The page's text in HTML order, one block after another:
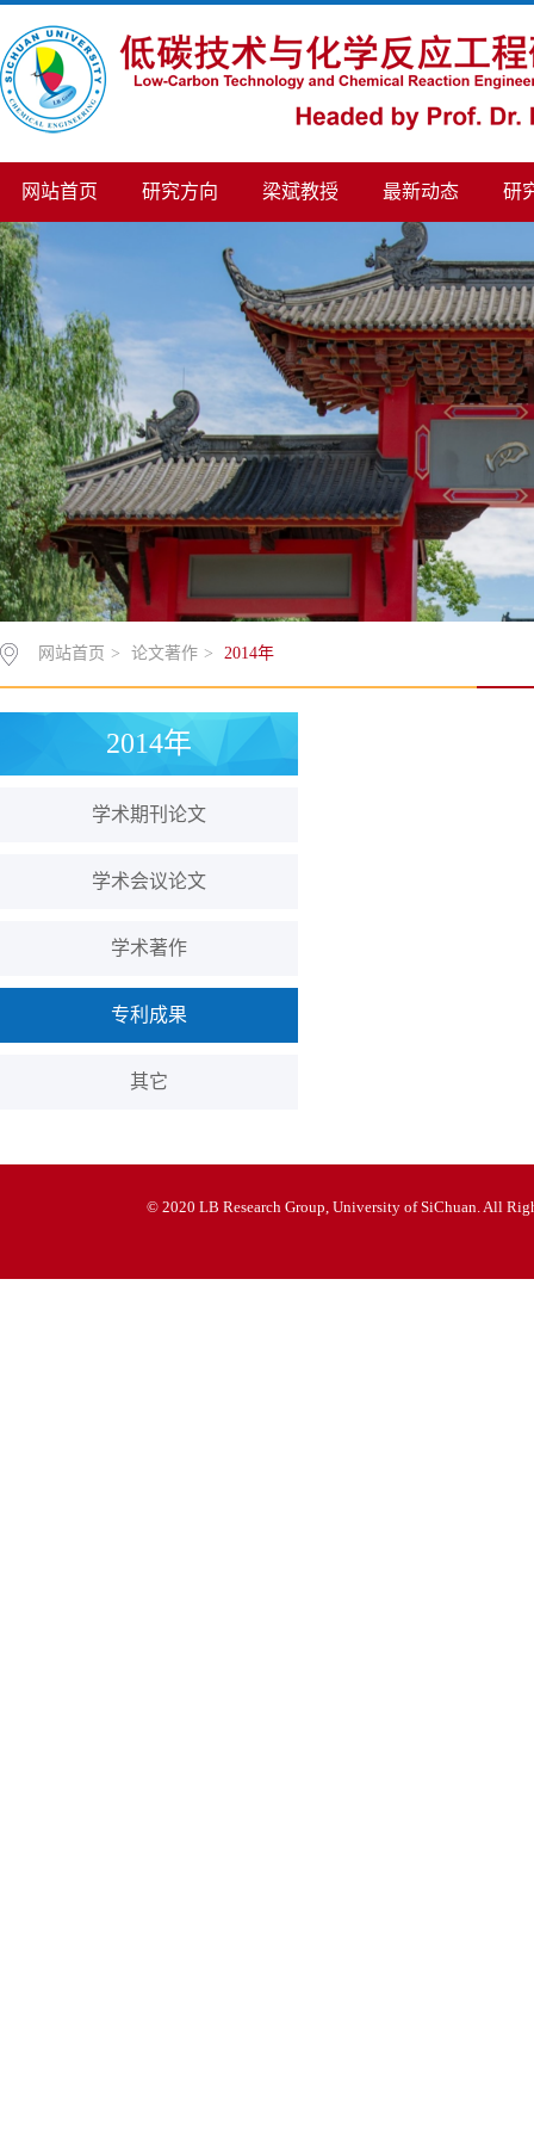
网站首页 研究方向 梁斌教授 最新动态 研
网站首页 > 论文著作 > 2014年
2014年
学术期刊论文
学术会议论文
学术著作
专利成果
其它
© 2020 LB Research Group, University of SiChuan. All